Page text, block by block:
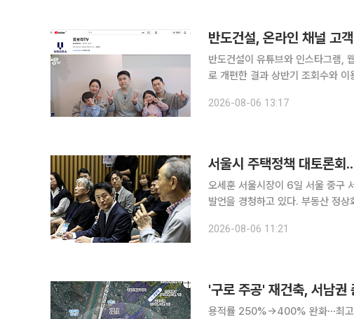
반도건설, 온라인 채널 고
반도건설이 유튜브와 인스타그램,
로 개편한 결과 상반기 조회수와 이용자
텐츠 7편의 평균 조회수는 20만 회
2026-08-06 13:17
서울시 주택정책 대토론
오세훈 서울시장이 6일 서울 중구
발언을 경청하고 있다. 부동산 정
려가 커지자 서울시가 대화의 장을
2026-08-06 11:21
'구로 주공' 재건축, 서남
용적률 250%→400% 완화⋯최고